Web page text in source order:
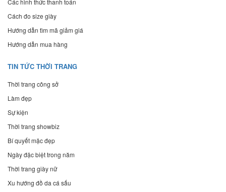
Các hình thức thanh toán
Cách đo size giày
Hướng dẫn tìm mã giảm giá
Hướng dẫn mua hàng
TIN TỨC THỜI TRANG
Thời trang công sở
Làm đẹp
Sự kiện
Thời trang showbiz
Bí quyết mặc đẹp
Ngày đặc biệt trong năm
Thời trang giày nữ
Xu hướng đồ da cá sấu